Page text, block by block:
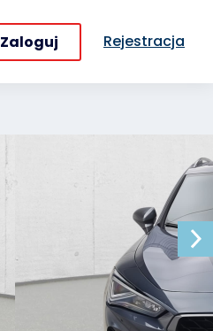
Zaloguj Rejestracja